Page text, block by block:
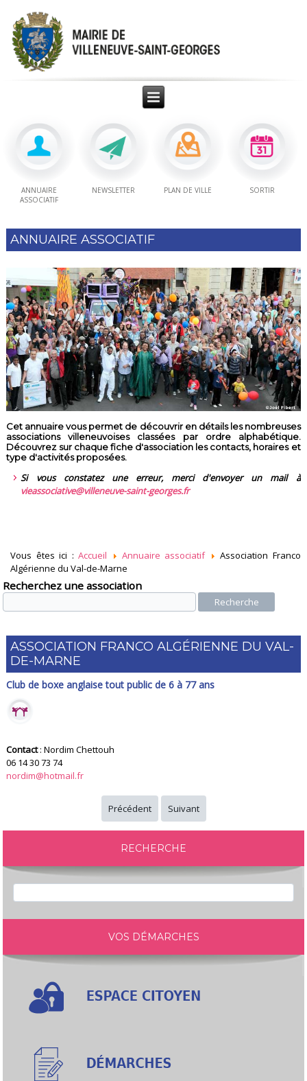
ANNUAIRE
ASSOCIATIF
NEWSLETTER PLAN DE VILLE SORTIR
ANNUAIRE ASSOCIATIF
Cet annuaire vous permet de découvrir en détails les nombreuses
associations villeneuvoises classées par ordre alphabétique.
Découvrez sur chaque fiche d'association les contacts, horaires et
type d'activités proposées.
Si vous constatez une erreur, merci d'envoyer un mail à
vieassociative@villeneuve-saint-georges.fr
Vous êtes ici :Accueil Annuaire associatif
Association Franco
Algérienne du Val-de-Marne
Recherchez une association
Recherche
ASSOCIATION FRANCO ALGÉRIENNE DU VAL-
DE-MARNE
Club de boxe anglaise tout public de 6 à 77 ans
Contact: Nordim Chettouh
06 14 30 73 74
nordim@hotmail.fr
Précédent Suivant
RECHERCHE
VOS DÉMARCHES